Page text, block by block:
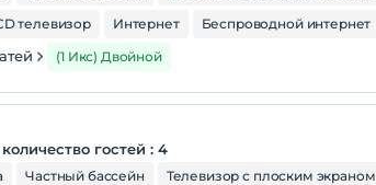
телевизор Интернет Беспроводной интернет
(1 Икс) Двойной
гостей :4
Частный бассейн
Телевизор с плоским экраном